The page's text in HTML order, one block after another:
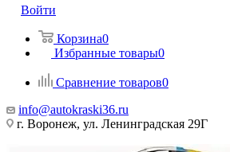
Войти
Корзина0
Избранные товары0
Сравнение товаров0
info@autokraski36.ru
г. Воронеж, ул. Ленинградская 29Г